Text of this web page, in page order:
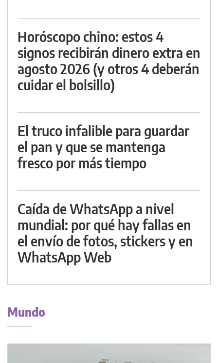
Horóscopo chino: estos 4
signos recibirán dinero extra en
agosto 2026 (y otros 4 deberán
cuidar el bolsillo)
El truco infalible para guardar
el pan y que se mantenga
fresco por más tiempo
Caída de WhatsApp a nivel
mundial: por qué hay fallas en
el envío de fotos, stickers y en
WhatsApp Web
Mundo